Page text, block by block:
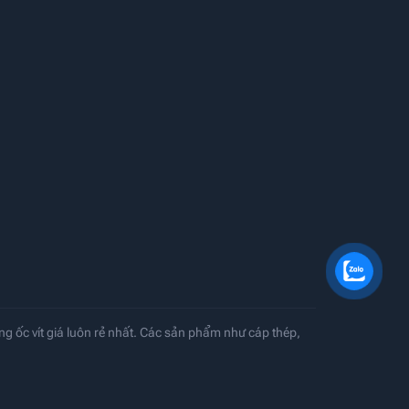
ốc vít giá luôn rẻ nhất. Các sản phẩm như cáp thép,